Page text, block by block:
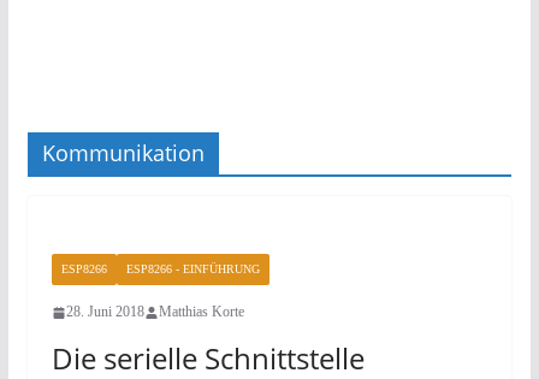
Kommunikation
ESP8266 ESP8266 - EINFÜHRUNG
28. Juni 2018 Matthias Korte
Die serielle Schnittstelle